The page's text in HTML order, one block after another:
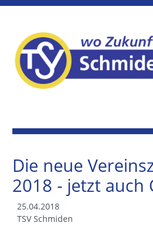
Die neue
2018 - jetzt auch
25.04.2018
TSV Schmiden